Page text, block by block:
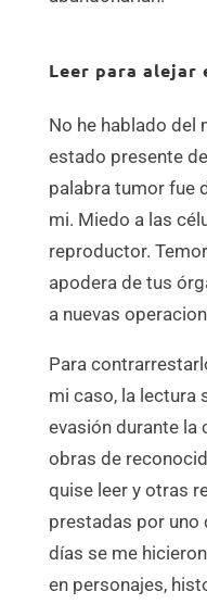
Leer para alejar
No he hablado del
estado presente
palabra tumor fue
mi. Miedo a las
reproductor.
apodera de tus
a nuevas
Para
mi caso, la lectura
evasión durante la
obras de
quise leer y otras
prestadas por uno
días se me
en personajes,